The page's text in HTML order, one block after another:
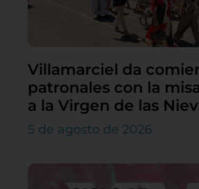
Villamarciel da
patronales con la
a la Virgen de las
5 de agosto de 2026